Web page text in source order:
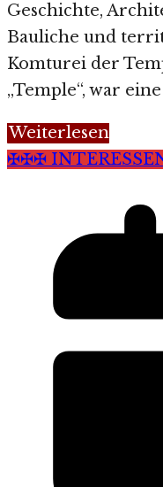
Geschichte,
Bauliche und
Komturei der
„Temple“, war
Weiterlesen
✠✠✠